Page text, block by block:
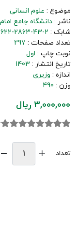
موضوع : علوم انسانی
ناشر : دانشگاه جامع
شابک : 2863-43-2
تعداد صفحات : 297
نوبت چاپ : اول
تاریخ انتشار : 1403
اندازه : وزیری
وزن : 490
3,000,000 ریال
تعداد